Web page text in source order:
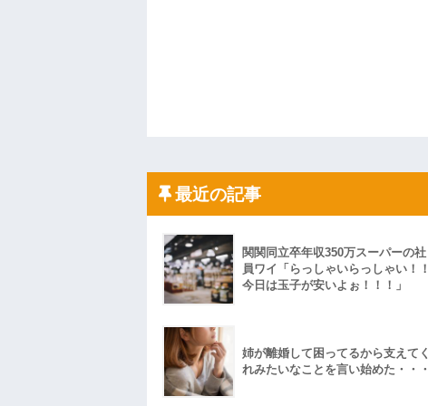
最近の記事
関関同立卒年収350万スーパーの社
員ワイ「らっしゃいらっしゃい！！
今日は玉子が安いよぉ！！！」
姉が離婚して困ってるから支えてく
れみたいなことを言い始めた・・・